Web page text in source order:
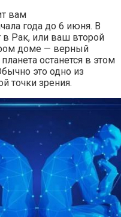
вам
года до 6 июня. В
Рак, или ваш второй
доме — верный
останется в этом
это одно из
точки зрения.